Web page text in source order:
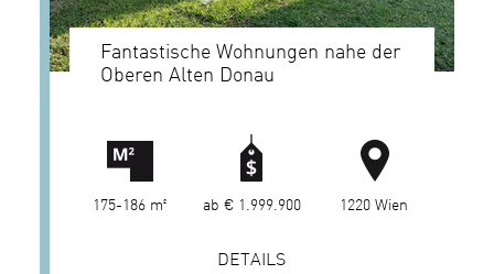
Fantastische Wohnungen nahe der
Oberen Alten Donau
175-186 m² ab € 1.999.900 1220 Wien
DETAILS